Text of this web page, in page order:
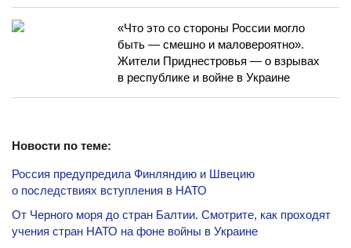
«Что это со стороны России могло
быть — смешно и маловероятно».
Жители Приднестровья — о взрывах
в республике и войне в Украине
Новости по теме:
Россия предупредила Финляндию и Швецию
о последствиях вступления в НАТО
От Черного моря до стран Балтии. Смотрите, как проходят
учения стран НАТО на фоне войны в Украине